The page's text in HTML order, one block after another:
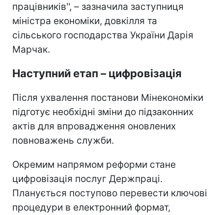
працівників'', – зазначила заступниця
міністра економіки, довкілля та
сільського господарства України Дарія
Марчак.
Наступний етап – цифровізація
Після ухвалення постанови Мінекономіки
підготує необхідні зміни до підзаконних
актів для впровадження оновлених
повноважень служби.
Окремим напрямом реформи стане
цифровізація послуг Держпраці.
Планується поступово перевести ключові
процедури в електронний формат,